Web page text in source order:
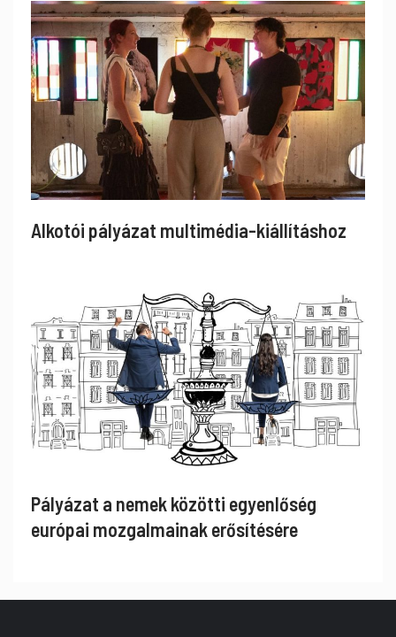
Alkotói pályázat multimédia-kiállításhoz
Pályázat a nemek közötti egyenlőség
európai mozgalmainak erősítésére